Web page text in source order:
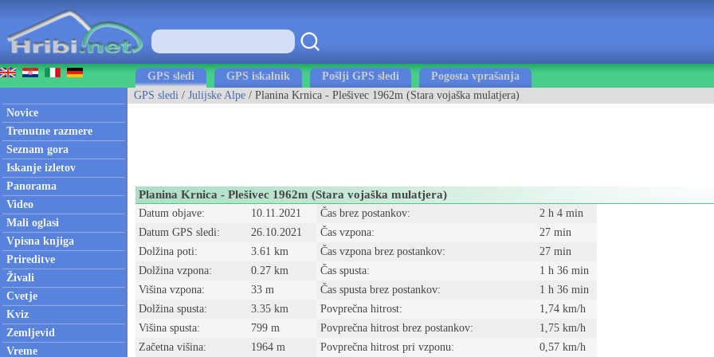
GPS sledi GPS iskalnik Pošlji GPS sledi Pogosta vprašanja
Novice
Trenutne razmere
Seznam gora
Iskanje izletov
Panorama
Video
Mali oglasi
Vpisna knjiga
Prireditve
Živali
Cvetje
Kviz
Zemljevid
Vreme
GPS sledi / Julijske Alpe / Planina Krnica - Plešivec 1962m (Stara vojaška mulatjera)
Planina Krnica - Plešivec 1962m (Stara vojaška mulatjera)
Datum objave:
10.11.2021
Datum GPS sledi:
26.10.2021
Dolžina poti:
3.61 km
Dolžina vzpona:
0.27 km
Višina vzpona:
33 m
Dolžina spusta:
3.35 km
Višina spusta:
799 m
Začetna višina:
1964 m
Čas brez postankov:
2 h 4 min
Čas vzpona:
27 min
Čas vzpona brez postankov:
27 min
Čas spusta:
1 h 36 min
Čas spusta brez postankov:
1 h 36 min
Povprečna hitrost:
1,74 km/h
Povprečna hitrost brez postankov:
1,75 km/h
Povprečna hitrost pri vzponu:
0,57 km/h